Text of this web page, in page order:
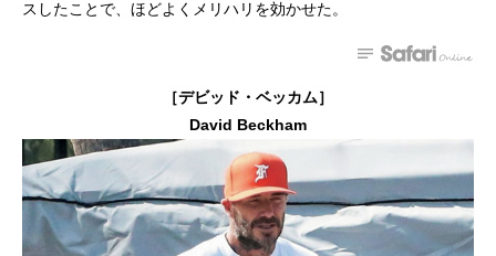
スしたことで、ほどよくメリハリを効かせた。
［デビッド・ベッカム］
David Beckham